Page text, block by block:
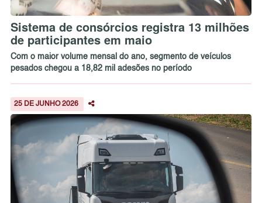
Sistema de consórcios registra 13 milhões
de participantes em maio
Com o maior volume mensal do ano, segmento de veículos
pesados chegou a 18,82 mil adesões no período
25 DE JUNHO 2026